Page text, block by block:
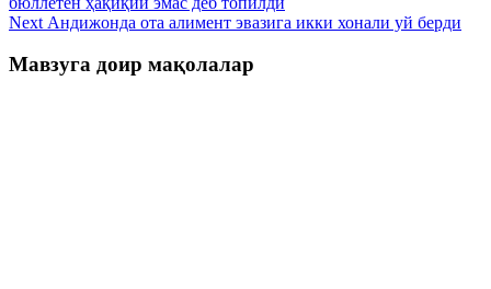
Next Андижонда ота алимент эвазига икки хонали уй берди
Мавзуга доир мақолалар